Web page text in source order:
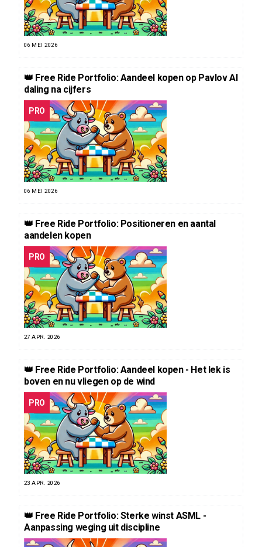
06 MEI 2026
👑 Free Ride Portfolio: Aandeel kopen op Pavlov AI
daling na cijfers
PRO
06 MEI 2026
👑 Free Ride Portfolio: Positioneren en aantal
aandelen kopen
PRO
27 APR. 2026
👑 Free Ride Portfolio: Aandeel kopen - Het lek is
boven en nu vliegen op de wind
PRO
23 APR. 2026
👑 Free Ride Portfolio: Sterke winst ASML -
Aanpassing weging uit discipline